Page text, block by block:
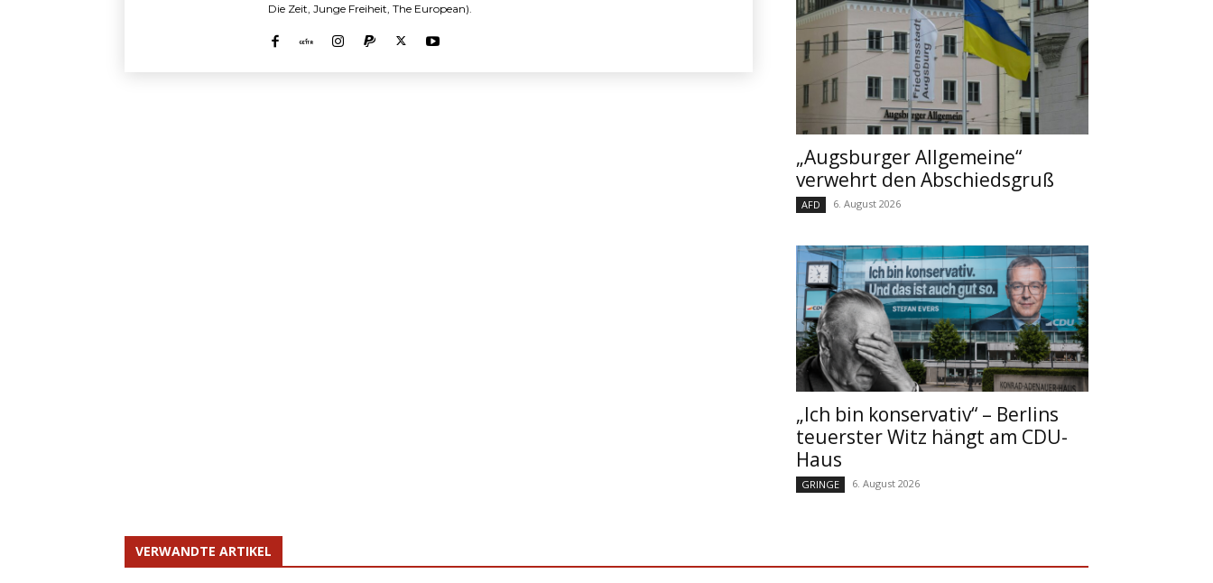
Die Zeit, Junge Freiheit, The European).
„Augsburger Allgemeine“
verwehrt den Abschiedsgruß
AFD 6. August 2026
„Ich bin konservativ“ – Berlins
teuerster Witz hängt am CDU-
Haus
GRINGE 6. August 2026
VERWANDTE ARTIKEL